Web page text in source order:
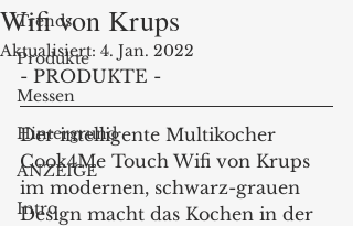
Trends
Produkte
Messen
Hintergrund
ANZEIGE
Intro
Wifi von Krups
Aktualisiert: 4. Jan. 2022
- PRODUKTE -
Der intelligente Multikocher
Cook4Me Touch Wifi von Krups
im modernen, schwarz-grauen
Design macht das Kochen in der